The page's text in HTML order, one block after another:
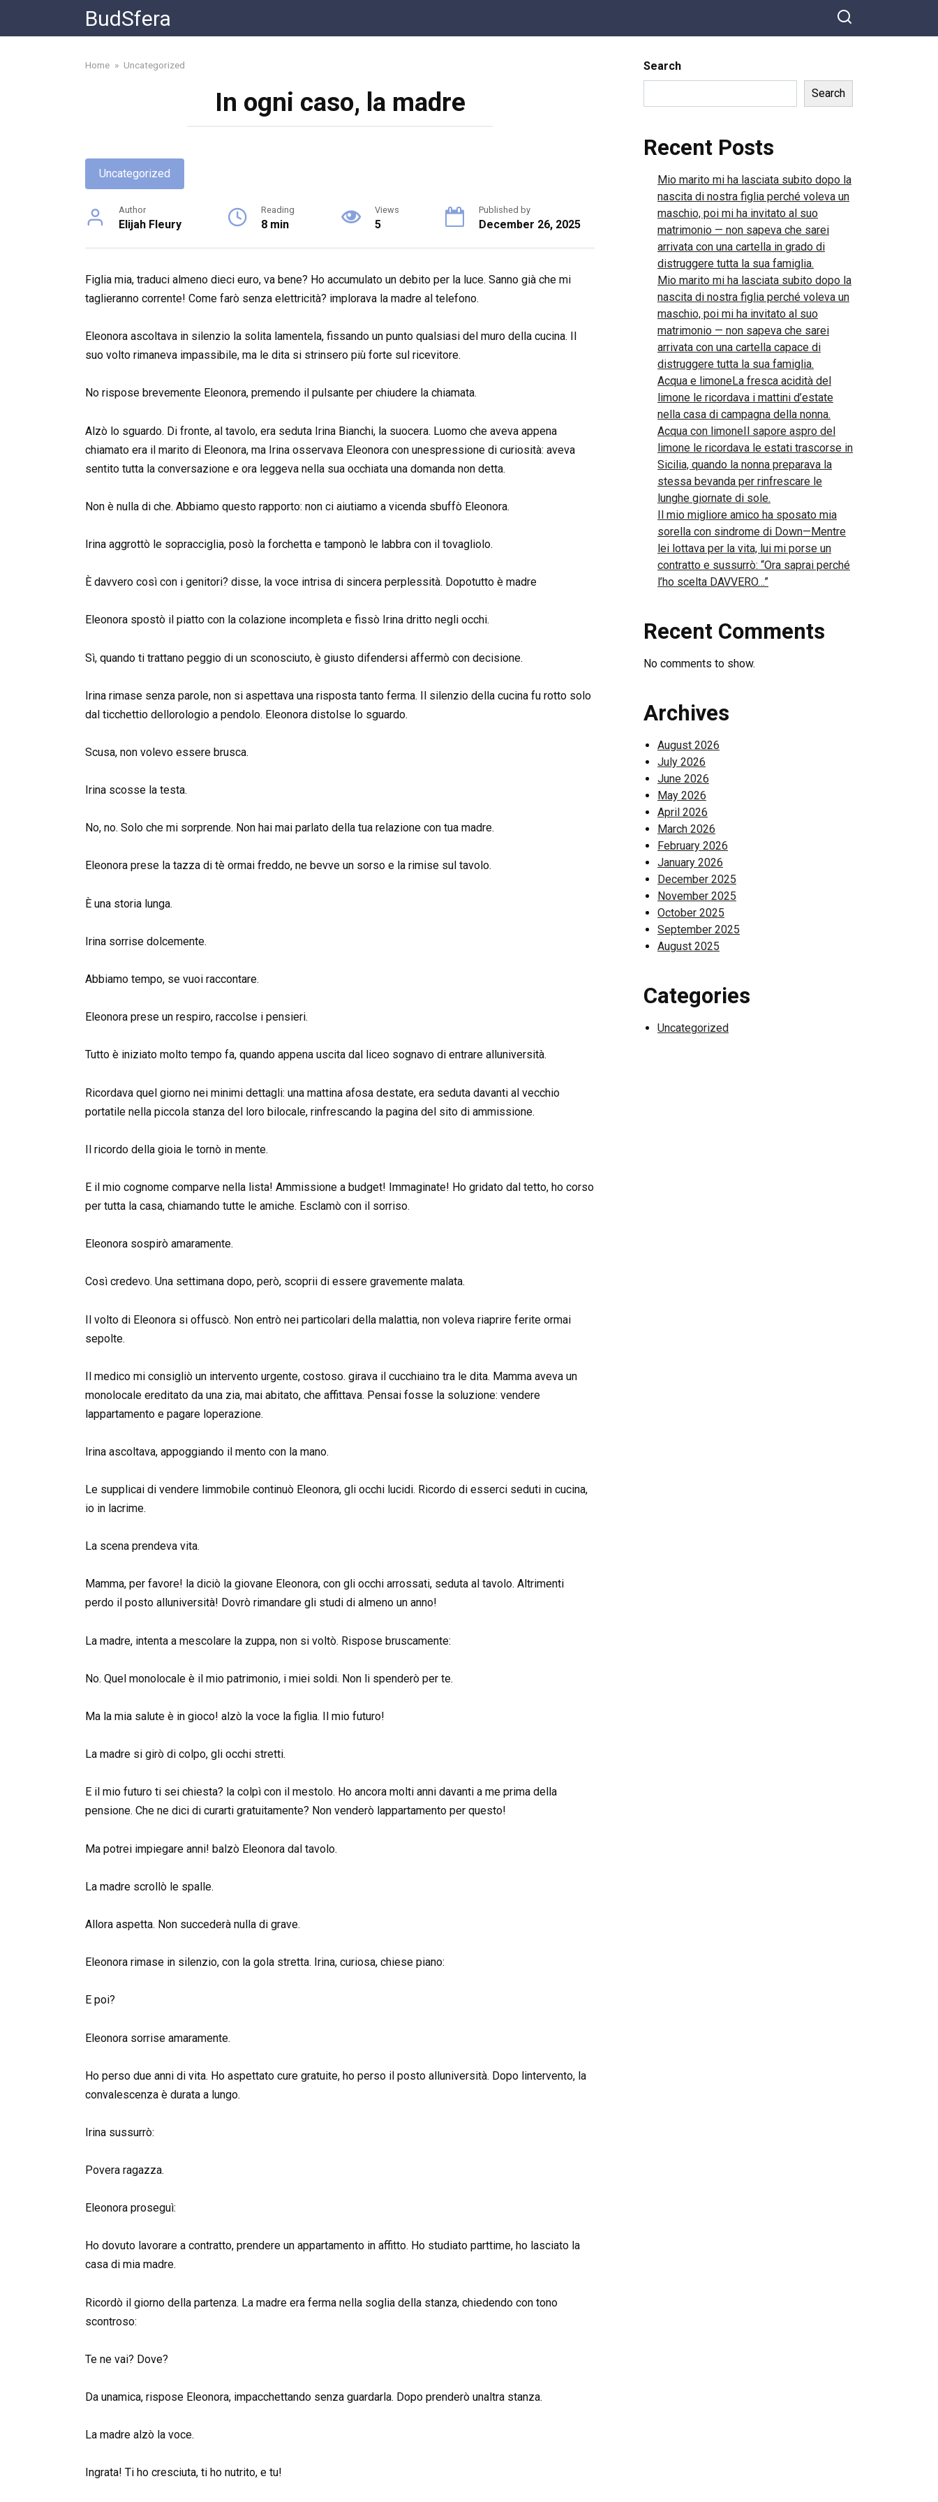
content
BudSfera
Home » Uncategorized
In ogni caso, la madre
Uncategorized
Author
Elijah Fleury
Reading
8 min
Views
5
Published by
December 26, 2025
Figlia mia, traduci almeno dieci euro, va bene? Ho accumulato un debito per la luce. Sanno già che mi
taglieranno corrente! Come farò senza elettricità? implorava la madre al telefono.
Eleonora ascoltava in silenzio la solita lamentela, fissando un punto qualsiasi del muro della cucina. Il
suo volto rimaneva impassibile, ma le dita si strinsero più forte sul ricevitore.
No rispose brevemente Eleonora, premendo il pulsante per chiudere la chiamata.
Alzò lo sguardo. Di fronte, al tavolo, era seduta Irina Bianchi, la suocera. Luomo che aveva appena
chiamato era il marito di Eleonora, ma Irina osservava Eleonora con unespressione di curiosità: aveva
sentito tutta la conversazione e ora leggeva nella sua occhiata una domanda non detta.
Non è nulla di che. Abbiamo questo rapporto: non ci aiutiamo a vicenda sbuffò Eleonora.
Irina aggrottò le sopracciglia, posò la forchetta e tamponò le labbra con il tovagliolo.
È davvero così con i genitori? disse, la voce intrisa di sincera perplessità. Dopotutto è madre
Eleonora spostò il piatto con la colazione incompleta e fissò Irina dritto negli occhi.
Sì, quando ti trattano peggio di un sconosciuto, è giusto difendersi affermò con decisione.
Irina rimase senza parole, non si aspettava una risposta tanto ferma. Il silenzio della cucina fu rotto solo
dal ticchettio dellorologio a pendolo. Eleonora distolse lo sguardo.
Scusa, non volevo essere brusca.
Irina scosse la testa.
No, no. Solo che mi sorprende. Non hai mai parlato della tua relazione con tua madre.
Eleonora prese la tazza di tè ormai freddo, ne bevve un sorso e la rimise sul tavolo.
È una storia lunga.
Irina sorrise dolcemente.
Abbiamo tempo, se vuoi raccontare.
Eleonora prese un respiro, raccolse i pensieri.
Tutto è iniziato molto tempo fa, quando appena uscita dal liceo sognavo di entrare alluniversità.
Ricordava quel giorno nei minimi dettagli: una mattina afosa destate, era seduta davanti al vecchio
portatile nella piccola stanza del loro bilocale, rinfrescando la pagina del sito di ammissione.
Il ricordo della gioia le tornò in mente.
E il mio cognome comparve nella lista! Ammissione a budget! Immaginate! Ho gridato dal tetto, ho corso
per tutta la casa, chiamando tutte le amiche. Esclamò con il sorriso.
Eleonora sospirò amaramente.
Così credevo. Una settimana dopo, però, scoprii di essere gravemente malata.
Il volto di Eleonora si offuscò. Non entrò nei particolari della malattia, non voleva riaprire ferite ormai
sepolte.
Il medico mi consigliò un intervento urgente, costoso. girava il cucchiaino tra le dita. Mamma aveva un
monolocale ereditato da una zia, mai abitato, che affittava. Pensai fosse la soluzione: vendere
lappartamento e pagare loperazione.
Irina ascoltava, appoggiando il mento con la mano.
Le supplicai di vendere limmobile continuò Eleonora, gli occhi lucidi. Ricordo di esserci seduti in cucina,
io in lacrime.
La scena prendeva vita.
Mamma, per favore! la diciò la giovane Eleonora, con gli occhi arrossati, seduta al tavolo. Altrimenti
perdo il posto alluniversità! Dovrò rimandare gli studi di almeno un anno!
La madre, intenta a mescolare la zuppa, non si voltò. Rispose bruscamente:
No. Quel monolocale è il mio patrimonio, i miei soldi. Non li spenderò per te.
Ma la mia salute è in gioco! alzò la voce la figlia. Il mio futuro!
La madre si girò di colpo, gli occhi stretti.
E il mio futuro ti sei chiesta? la colpì con il mestolo. Ho ancora molti anni davanti a me prima della
pensione. Che ne dici di curarti gratuitamente? Non venderò lappartamento per questo!
Ma potrei impiegare anni! balzò Eleonora dal tavolo.
La madre scrollò le spalle.
Allora aspetta. Non succederà nulla di grave.
Eleonora rimase in silenzio, con la gola stretta. Irina, curiosa, chiese piano:
E poi?
Eleonora sorrise amaramente.
Ho perso due anni di vita. Ho aspettato cure gratuite, ho perso il posto alluniversità. Dopo lintervento, la
convalescenza è durata a lungo.
Irina sussurrò:
Povera ragazza.
Eleonora proseguì:
Ho dovuto lavorare a contratto, prendere un appartamento in affitto. Ho studiato parttime, ho lasciato la
casa di mia madre.
Ricordò il giorno della partenza. La madre era ferma nella soglia della stanza, chiedendo con tono
scontroso:
Te ne vai? Dove?
Da unamica, rispose Eleonora, impacchettando senza guardarla. Dopo prenderò unaltra stanza.
La madre alzò la voce.
Ingrata! Ti ho cresciuta, ti ho nutrito, e tu!
Search
Search
Recent Posts
Mio marito mi ha lasciata subito dopo la
nascita di nostra figlia perché voleva un
maschio, poi mi ha invitato al suo
matrimonio — non sapeva che sarei
arrivata con una cartella in grado di
distruggere tutta la sua famiglia.
Mio marito mi ha lasciata subito dopo la
nascita di nostra figlia perché voleva un
maschio, poi mi ha invitato al suo
matrimonio — non sapeva che sarei
arrivata con una cartella capace di
distruggere tutta la sua famiglia.
Acqua e limoneLa fresca acidità del
limone le ricordava i mattini d’estate
nella casa di campagna della nonna.
Acqua con limoneIl sapore aspro del
limone le ricordava le estati trascorse in
Sicilia, quando la nonna preparava la
stessa bevanda per rinfrescare le
lunghe giornate di sole.
Il mio migliore amico ha sposato mia
sorella con sindrome di Down—Mentre
lei lottava per la vita, lui mi porse un
contratto e sussurrò: “Ora saprai perché
l’ho scelta DAVVERO…”
Recent Comments
No comments to show.
Archives
August 2026
July 2026
June 2026
May 2026
April 2026
March 2026
February 2026
January 2026
December 2025
November 2025
October 2025
September 2025
August 2025
Categories
Uncategorized